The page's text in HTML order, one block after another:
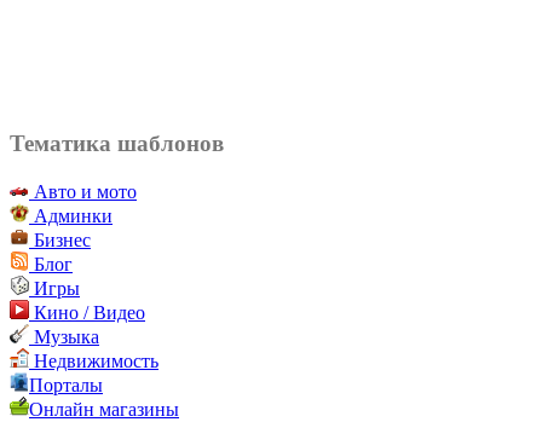
Тематика шаблонов
Авто и мото
Админки
Бизнес
Блог
Игры
Кино / Видео
Музыка
Недвижимость
Порталы
Онлайн магазины